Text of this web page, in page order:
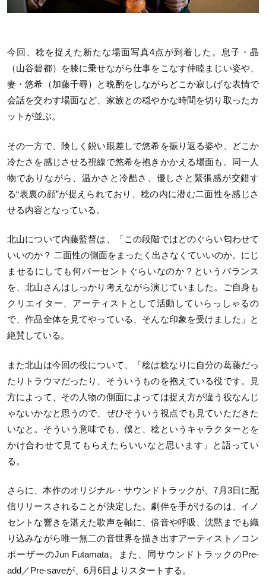
今回、稔を捉えた新たな場面写真4点が到着した。息子・晶
（山谷碧都）を膝に乗せながら仕事をこなす仲睦まじい姿や、
妻・悠希（加藤千尋）と晩酌をしながらどこか寂しげな表情で
会話を交わす場面など、家族との穏やかな時間を切り取ったカ
ットが並ぶ。
その一方で、険しく鋭い眼差しで悠希を振り返る姿や、どこか
冷たさを感じさせる視線で悠希を抱きかかえる場面も。同一人
物でありながら、温かさと冷酷さ、優しさと緊張感が交錯す
る“表裏の顔”が捉えられており、稔の内に潜む二面性を感じさ
せる内容となっている。
北山について内藤監督は、「この段階ではどのぐらい匂わせて
いいのか？ 二面性の側面をまったく出さなくていいのか。にじ
ませるにしても何パーセントぐらいなのか？というバランス
を、北山さんはしっかり考えながら演じていました。ご自身も
クリエイター、アーティストとして活動していらっしゃるの
で、作品全体を見てやっている、そんな印象を受けました」と
絶賛している。
また北山は今回の役について、「稔は稔なりに自分の葛藤だっ
たりトラウマだったり、そういうものを抱えている役です。見
方によって、その人物の側面によっては捉え方が違う役なんじ
ゃないかなと思うので、ぜひそういう視点でも見ていただきた
いなと。そういう意味でも、僕と、稔というキャラクターとを
かけ合わせて見てもらえたらいいなと思います」と語ってい
る。
さらに、本作のオリジナル・サウンドトラックが、7月3日に配
信リリースされることが決定した。劇伴を手がけるのは、イノ
セントな響きを湛えた歌声を軸に、倍音や呼吸、沈黙までも織
り込みながら唯一無二の音世界を描き出すアーティスト／コン
ポーザーのJun Futamata。また、同サウンドトラックのPre-
add／Pre-saveが、6月6日よりスタートする。